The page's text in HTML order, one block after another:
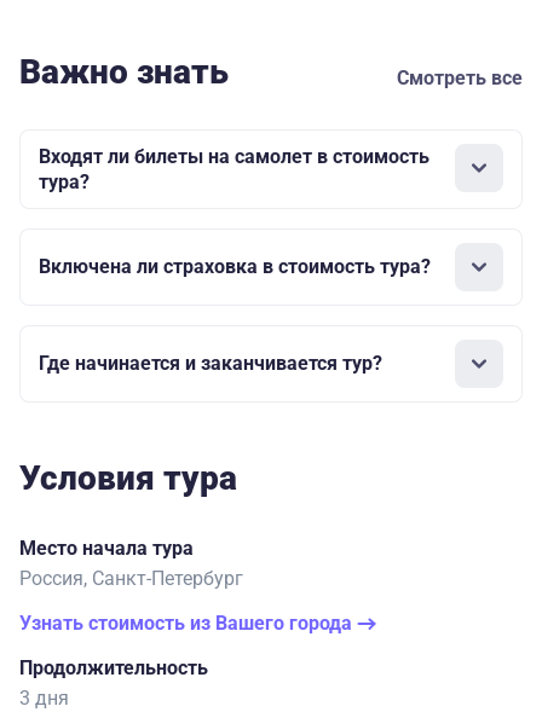
Важно знать Смотреть все
Входят ли билеты на самолет в стоимость
тура?
Включена ли страховка в стоимость тура?
Где начинается и заканчивается тур?
Условия тура
Место начала тура
Россия, Санкт-Петербург
Узнать стоимость из Вашего города
Продолжительность
3 дня